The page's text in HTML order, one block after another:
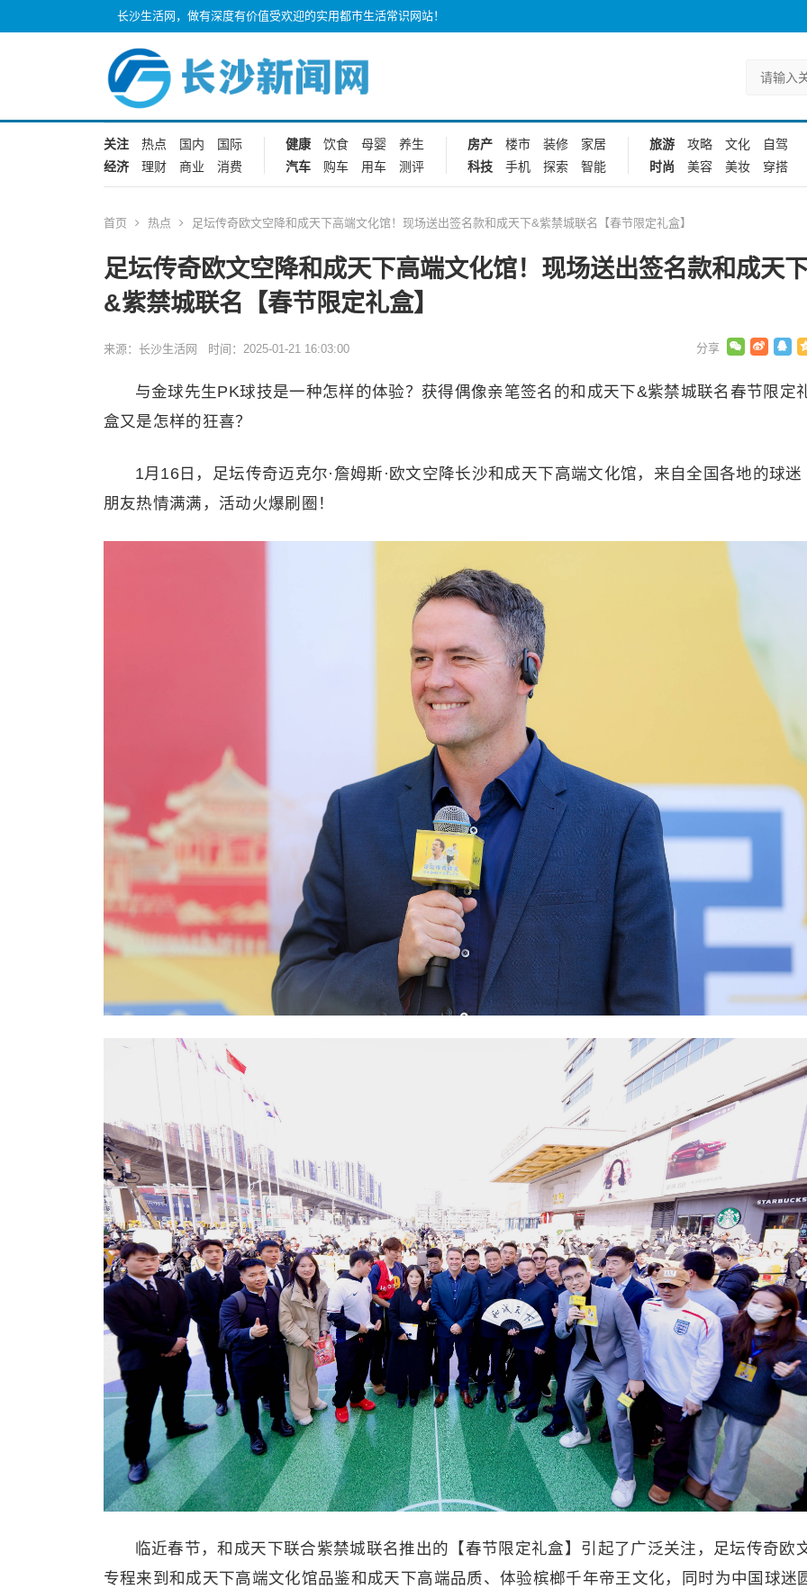
长沙生活网，做有深度有价值受欢迎的实用都市生活常识网站！
关注 热点 国内
国际
经济
理财 商业 消费
健康 饮食 母婴
养生
汽车
购车 用车 测评
房产 楼市 装修
家居
科技
手机 探索 智能
旅游 攻略 文化
自驾
时尚
美容 美妆 穿搭
首页 热点 足坛传奇欧文空降和成天下高端文化馆！现场送出签名款和成天下&紫禁城联名【春节限定礼盒】
足坛传奇欧文空降和成天下高端文化馆！现场送出签名款和成天
&紫禁城联名【春节限定礼盒】
来源：长沙生活网 时间：2025-01-21 16:03:00
与金球先生PK球技是一种怎样的体验？获得偶像亲笔签名的和成天下&紫禁城联名春节限定
盒又是怎样的狂喜？
1月16日，足坛传奇迈克尔·詹姆斯·欧文空降长沙和成天下高端文化馆，来自全国各地的球迷
朋友热情满满，活动火爆刷圈！
临近春节，和成天下联合紫禁城联名推出的【春节限定礼盒】引起了广泛关注，足坛传奇欧
专程来到和成天下高端文化馆品鉴和成天下高端品质、体验槟榔千年帝王文化，同时为中国球迷